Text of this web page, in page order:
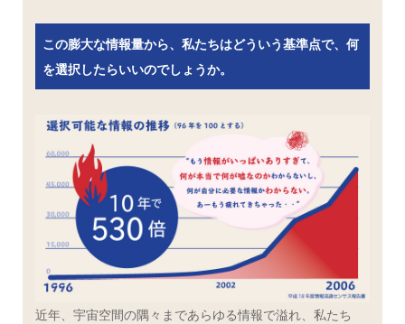
この膨大な情報量から、私たちはどういう基準点で、何
を選択したらいいのでしょうか。
近年、宇宙空間の隅々まであらゆる情報で溢れ、私たち